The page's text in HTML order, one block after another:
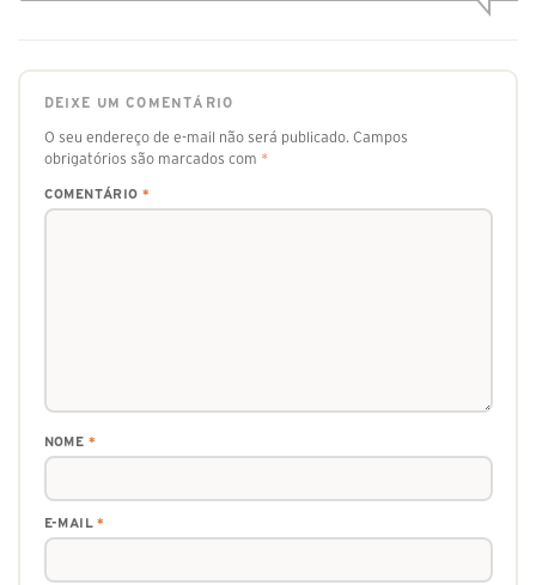
DEIXE UM COMENTÁRIO
O seu endereço de e-mail não será publicado. Campos
obrigatórios são marcados com *
COMENTÁRIO *
NOME *
E-MAIL*